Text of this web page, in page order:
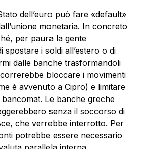
dell’euro può fare «default»
monetaria. In concreto
per paura la gente
spostare i soldi all’estero o di
dalle banche trasformandoli
bloccare i movimenti
è avvenuto a Cipro) e limitare
Le banche greche
senza il soccorso di
che verrebbe interrotto. Per
potrebbe essere necessario